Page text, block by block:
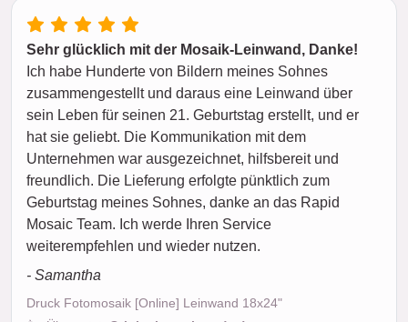
Sehr glücklich mit der Mosaik-Leinwand, Danke!
Ich habe Hunderte von Bildern meines Sohnes
zusammengestellt und daraus eine Leinwand über
sein Leben für seinen 21. Geburtstag erstellt, und er
hat sie geliebt. Die Kommunikation mit dem
Unternehmen war ausgezeichnet, hilfsbereit und
freundlich. Die Lieferung erfolgte pünktlich zum
Geburtstag meines Sohnes, danke an das Rapid
Mosaic Team. Ich werde Ihren Service
weiterempfehlen und wieder nutzen.
- Samantha
Druck Fotomosaik [Online] Leinwand 18x24"